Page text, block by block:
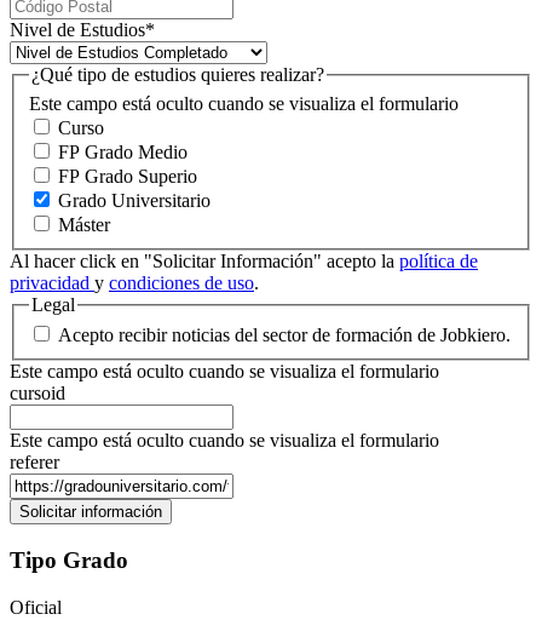
Nivel de Estudios*
Este campo está oculto cuando se visualiza el formulario
¿Qué tipo de estudios quieres realizar?
Curso
FP Grado Medio
FP Grado Superio
Grado Universitario
Máster
Al hacer click en "Solicitar Información" acepto la política de
privacidad y condiciones de uso.
Legal
Acepto recibir noticias del sector de formación de Jobkiero.
Este campo está oculto cuando se visualiza el formulario
cursoid
Este campo está oculto cuando se visualiza el formulario
referer
Tipo Grado
Oficial